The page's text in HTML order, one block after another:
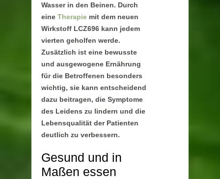
Wasser in den Beinen. Durch
eine Therapie mit dem neuen
Wirkstoff LCZ696 kann jedem
vierten geholfen werde.
Zusätzlich ist eine bewusste
und ausgewogene Ernährung
für die Betroffenen besonders
wichtig, sie kann entscheidend
dazu beitragen, die Symptome
des Leidens zu lindern und die
Lebensqualität der Patienten
deutlich zu verbessern.
Gesund und in
Maßen essen